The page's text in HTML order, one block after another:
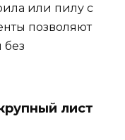
или пилу с
позволяют
без
лист